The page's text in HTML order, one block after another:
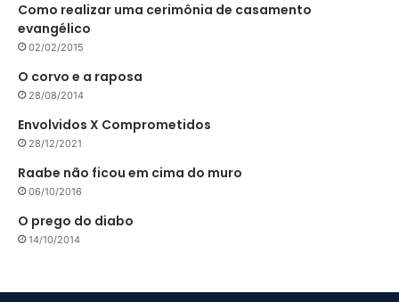
Como realizar uma cerimônia de casamento
evangélico
02/02/2015
O corvo e a raposa
28/08/2014
Envolvidos X Comprometidos
28/12/2021
Raabe não ficou em cima do muro
06/10/2016
O prego do diabo
14/10/2014